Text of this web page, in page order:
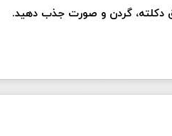
دکلته، گردن و صورت جذب دهید.